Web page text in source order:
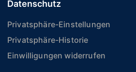
Datenschutz
Privatsphäre-Einstellungen
Privatsphäre-Historie
Einwilligungen widerrufen